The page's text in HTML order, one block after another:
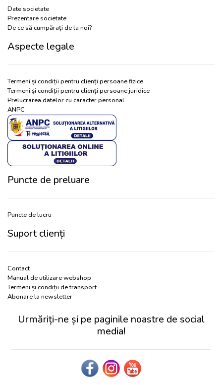
Date societate
Prezentare societate
De ce să cumpărați de la noi?
Aspecte legale
Termeni și condiții pentru clienți persoane fizice
Termeni și condiții pentru clienți persoane juridice
Prelucrarea datelor cu caracter personal
ANPC
Puncte de preluare
Puncte de lucru
Suport clienți
Contact
Manual de utilizare webshop
Termeni și condiții de transport
Abonare la newsletter
Urmăriți-ne și pe paginile noastre de social
media!